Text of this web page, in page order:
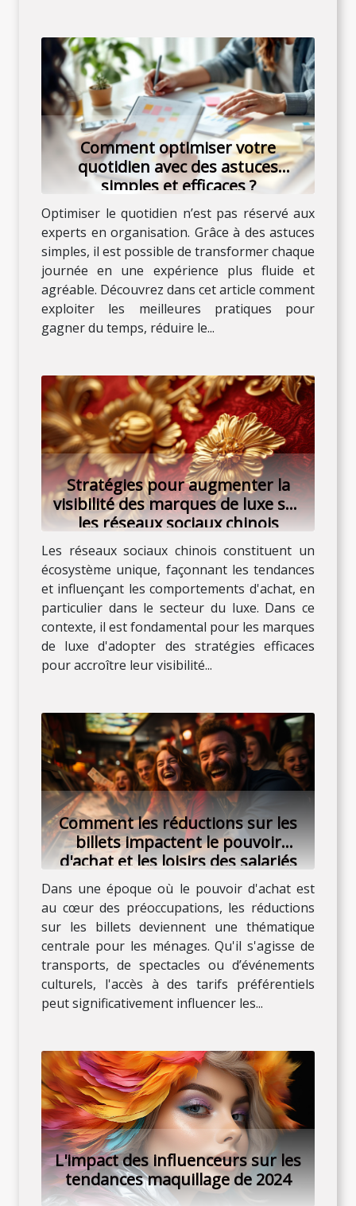
Comment optimiser votre
quotidien avec des astuces
simples et efficaces ?
Optimiser le quotidien n’est pas réservé aux
experts en organisation. Grâce à des astuces
simples, il est possible de transformer chaque
journée en une expérience plus fluide et
agréable. Découvrez dans cet article comment
exploiter les meilleures pratiques pour
gagner du temps, réduire le...
Stratégies pour augmenter la
visibilité des marques de luxe sur
les réseaux sociaux chinois
Les réseaux sociaux chinois constituent un
écosystème unique, façonnant les tendances
et influençant les comportements d'achat, en
particulier dans le secteur du luxe. Dans ce
contexte, il est fondamental pour les marques
de luxe d'adopter des stratégies efficaces
pour accroître leur visibilité...
Comment les réductions sur les
billets impactent le pouvoir
d'achat et les loisirs des salariés
Dans une époque où le pouvoir d'achat est
au cœur des préoccupations, les réductions
sur les billets deviennent une thématique
centrale pour les ménages. Qu'il s'agisse de
transports, de spectacles ou d’événements
culturels, l'accès à des tarifs préférentiels
peut significativement influencer les...
L'impact des influenceurs sur les
tendances maquillage de 2024